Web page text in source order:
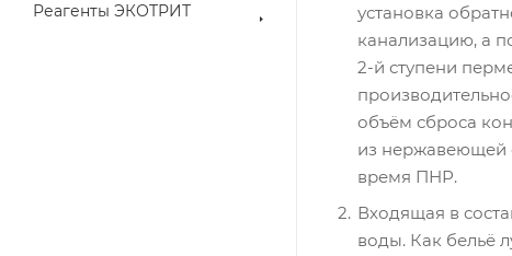
Реагенты ЭКОТРИТ
установка
канализацию, а
2-й ступени
объём сброса
из нержавеющей
время ПНР.
Входящая в
воды. Как бельё